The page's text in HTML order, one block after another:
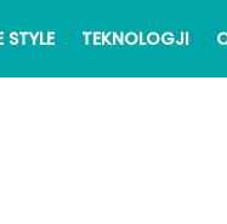
STYLE TEKNOLOGJI